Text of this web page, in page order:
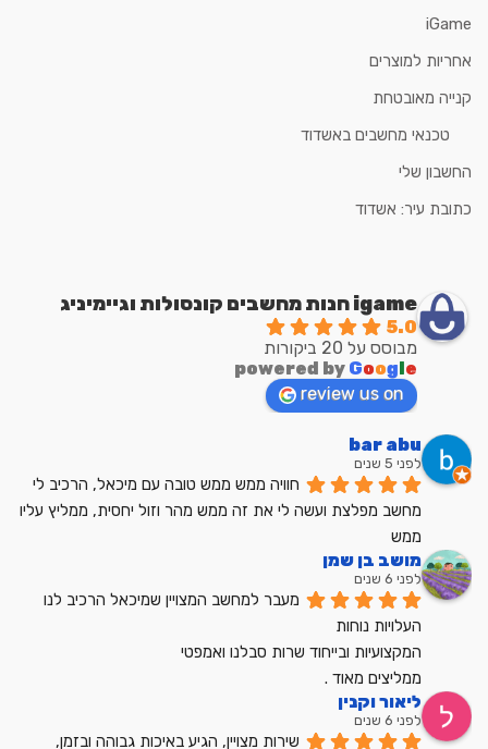
iGame
אחריות למוצרים
קנייה מאובטחת
טכנאי מחשבים באשדוד
החשבון שלי
כתובת עיר: אשדוד
igame חנות מחשבים קונסולות וגיימיניג
5.0
מבוסס על 20 ביקורות
powered by Goog e
review us on
bar abu
לפני 5 שנים
ממש
מושב בן שמן
לפני 6 שנים
מעבר למחשב המצויין שמיכאל הרכיב לנו
העלויות נוחות
המקצועיות ובייחוד שרות סבלנו ואמפטי
ממליצים מאוד .
ליאור וקנין
לפני 6 שנים